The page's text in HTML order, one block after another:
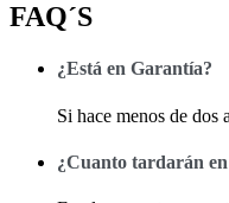
FAQ´S
¿Está en Garantía?
Si hace menos de
¿Cuanto tardarán